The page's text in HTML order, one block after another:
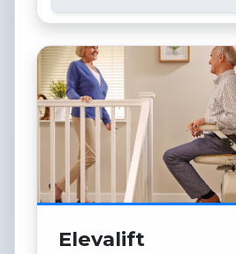
Elevalift